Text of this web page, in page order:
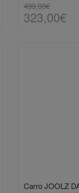
499,00€
323,00€
Carro JOOLZ